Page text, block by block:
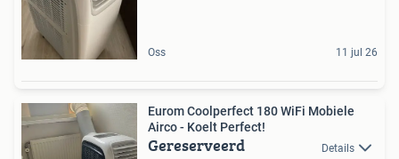
Oss 11 jul 26
Eurom Coolperfect 180 WiFi Mobiele
Airco - Koelt Perfect!
Gereserveerd Details